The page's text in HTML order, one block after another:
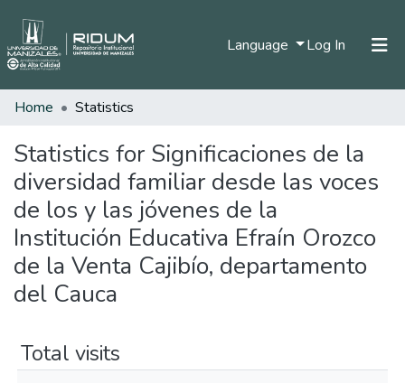
Language Log In (current)
Communities & Collections
All of DSpace
Home Statistics
Statistics for Significaciones de la
diversidad familiar desde las voces
de los y las jóvenes de la
Institución Educativa Efraín Orozco
de la Venta Cajibío, departamento
del Cauca
Total visits